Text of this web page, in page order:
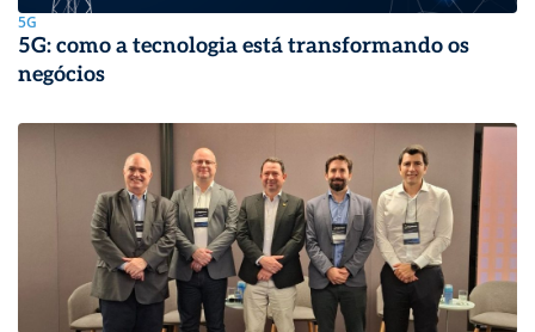
5G
5G: como a tecnologia está transformando os
negócios